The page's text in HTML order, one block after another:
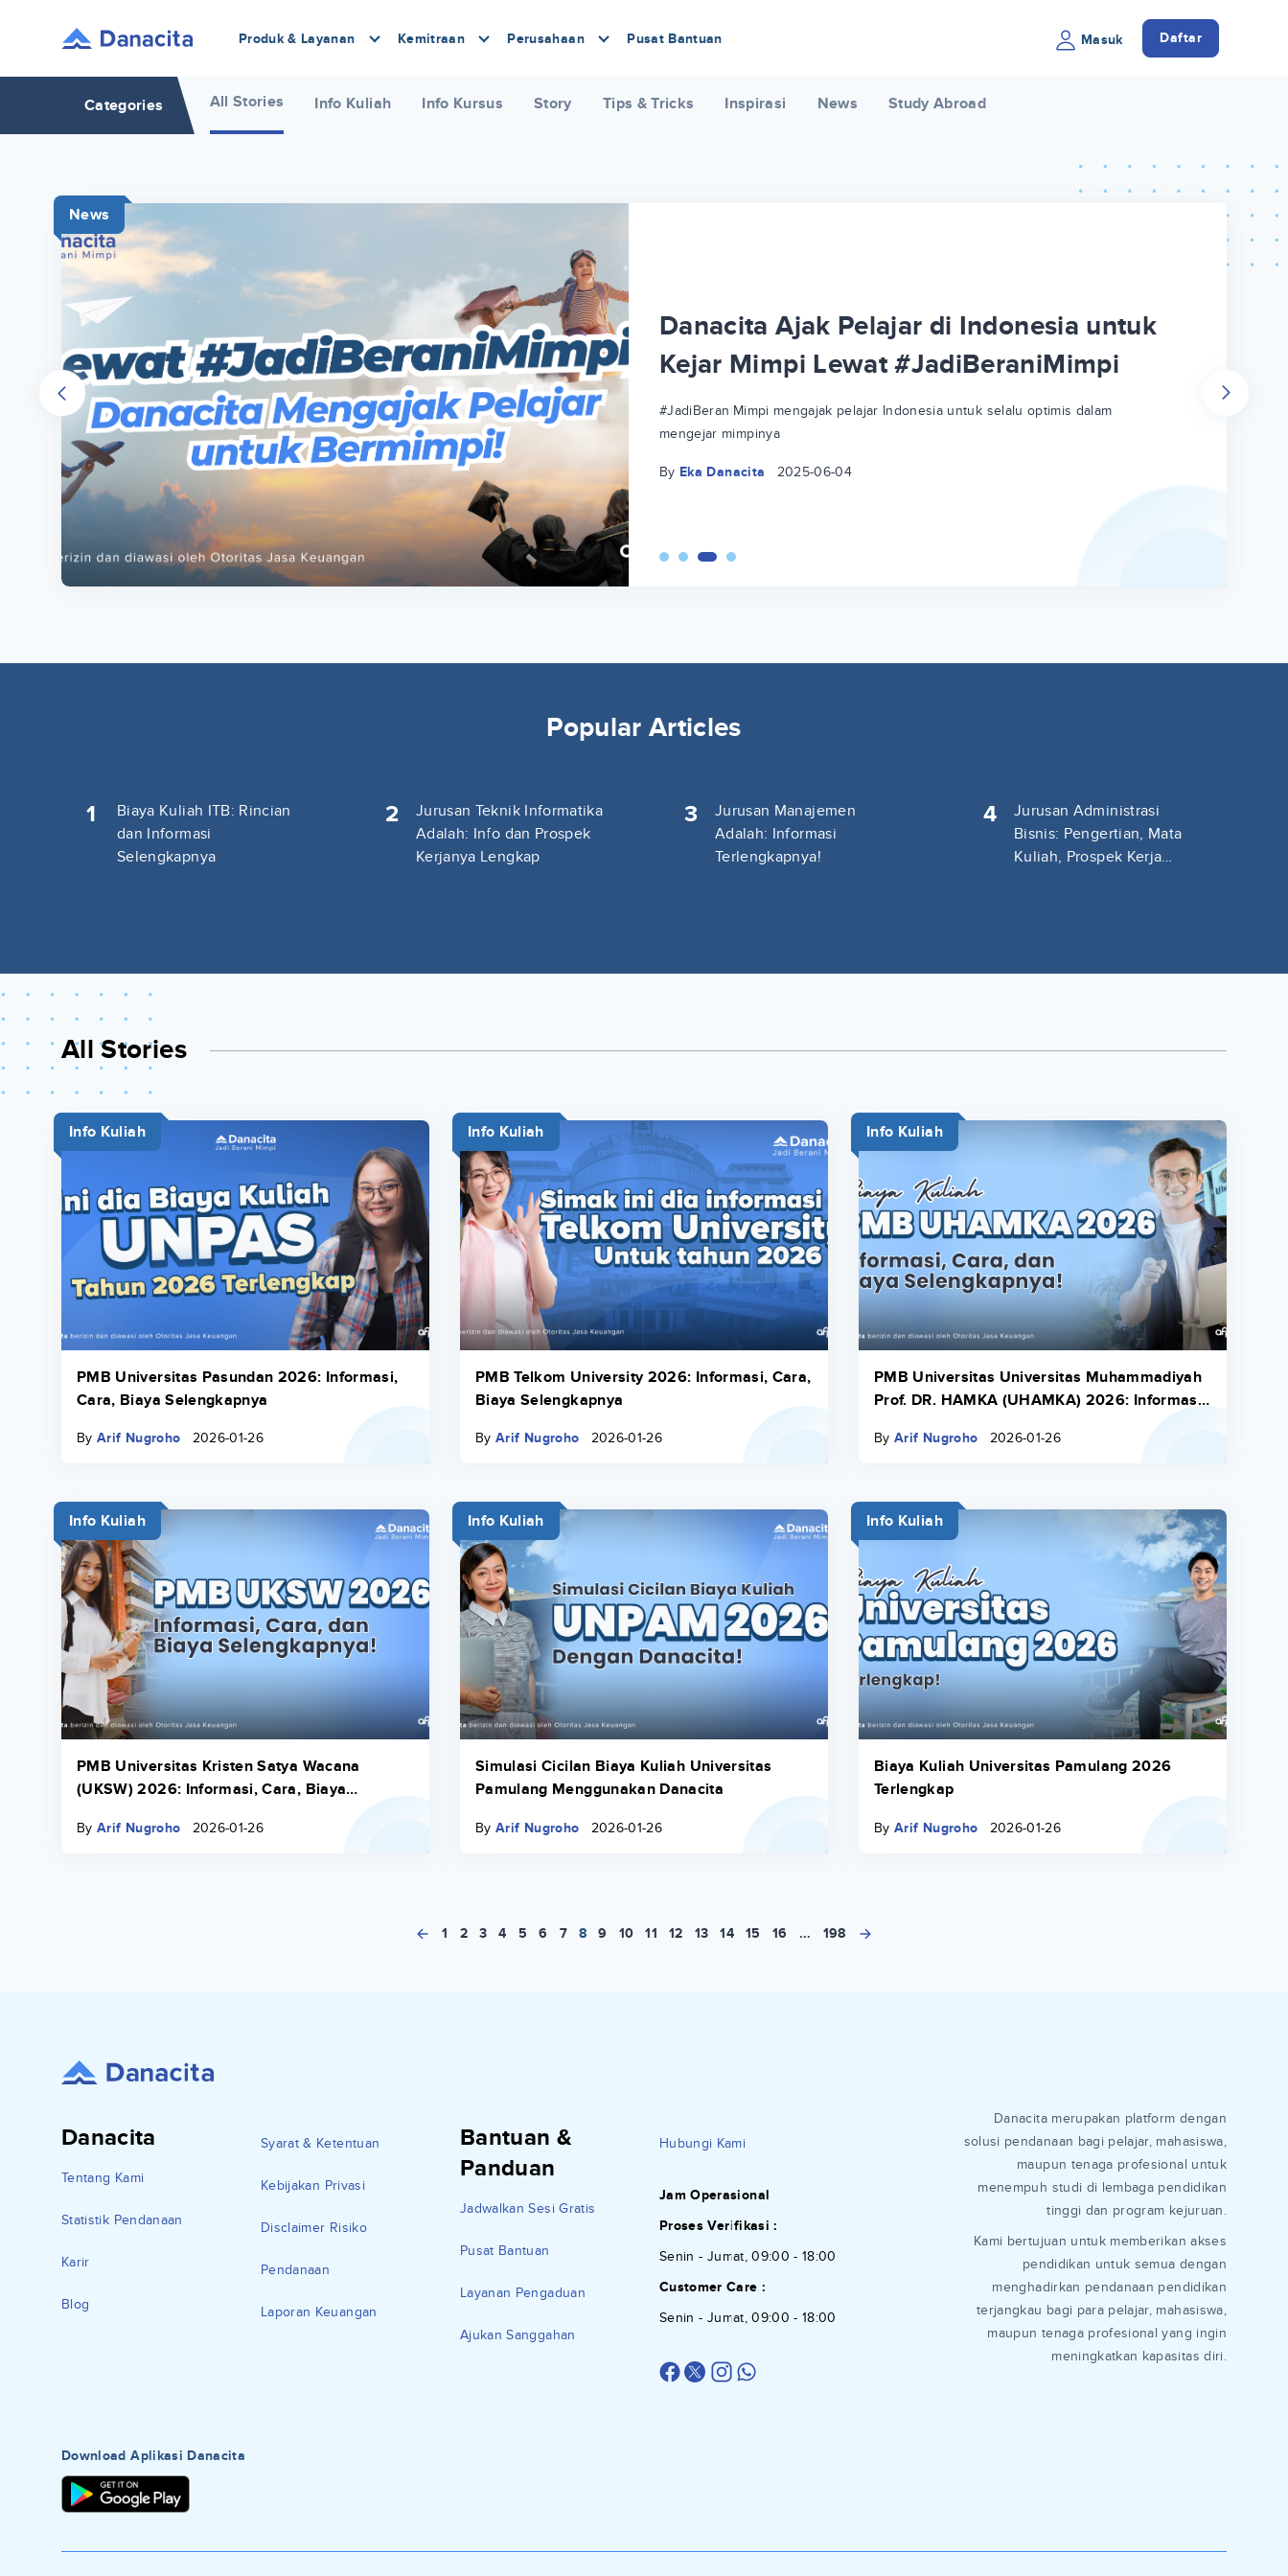
Produk & Layanan Kemitraan Perusahaan Pusat Bantuan Masuk Daftar
Categories All Stories Info Kuliah Info Kursus Story Tips & Tricks Inspirasi News Study Abroad
News
Danacita Ajak Pelajar di Indonesia untuk
Kejar Mimpi Lewat #JadiBeraniMimpi
#JadiBeraniMimpi mengajak pelajar Indonesia untuk selalu optimis dalam
mengejar mimpinya
By Eka Danacita 2025-06-04
Popular Articles
1
Biaya Kuliah ITB: Rincian
dan Informasi
Selengkapnya
2
Jurusan Teknik Informatika
Adalah: Info dan Prospek
Kerjanya Lengkap
3
Jurusan Manajemen
Adalah: Informasi
Terlengkapnya!
4
Jurusan Administrasi
Bisnis: Pengertian, Mata
Kuliah, Prospek Kerja
All Stories
Info Kuliah
PMB Universitas Pasundan 2026: Informasi,
Cara, Biaya Selengkapnya
By Arif Nugroho 2026-01-26
Info Kuliah
PMB Telkom University 2026: Informasi, Cara,
Biaya Selengkapnya
By Arif Nugroho 2026-01-26
Info Kuliah
PMB Universitas Universitas Muhammadiyah
Prof. DR. HAMKA (UHAMKA) 2026: Informasi,
By Arif Nugroho 2026-01-26
Info Kuliah
PMB Universitas Kristen Satya Wacana
(UKSW) 2026: Informasi, Cara, Biaya
By Arif Nugroho 2026-01-26
Info Kuliah
Simulasi Cicilan Biaya Kuliah Universitas
Pamulang Menggunakan Danacita
By Arif Nugroho 2026-01-26
Info Kuliah
Biaya Kuliah Universitas Pamulang 2026
Terlengkap
By Arif Nugroho 2026-01-26
1 2 3 4 5 6 7 8 9 10 11 12 13 14 15 16 ... 198
Danacita
Tentang Kami
Statistik Pendanaan
Karir
Blog
Syarat & Ketentuan
Kebijakan Privasi
Disclaimer Risiko
Pendanaan
Laporan Keuangan
Bantuan &
Panduan
Jadwalkan Sesi Gratis
Pusat Bantuan
Layanan Pengaduan
Ajukan Sanggahan
Hubungi Kami
Jam Operasional
Proses Verifikasi :
Senin - Jumat, 09:00 - 18:00
Customer Care :
Senin - Jumat, 09:00 - 18:00
Danacita merupakan platform dengan
solusi pendanaan bagi pelajar, mahasiswa,
maupun tenaga profesional untuk
menempuh studi di lembaga pendidikan
tinggi dan program kejuruan.
Kami bertujuan untuk memberikan akses
pendidikan untuk semua dengan
menghadirkan pendanaan pendidikan
terjangkau bagi para pelajar, mahasiswa,
maupun tenaga profesional yang ingin
meningkatkan kapasitas diri.
Download Aplikasi Danacita